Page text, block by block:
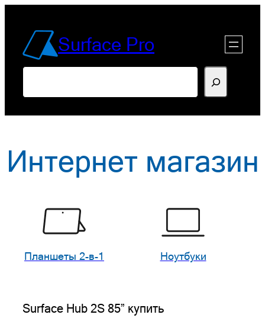
содержимомуSurface Pro
Интернет магазин
Планшеты 2-в-1 Ноутбуки
Surface Hub 2S 85” купить